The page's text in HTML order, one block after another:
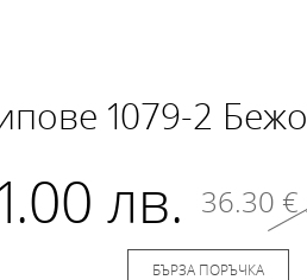
1079-2
лв. 36.30 €
БЪРЗА ПОРЪЧКА